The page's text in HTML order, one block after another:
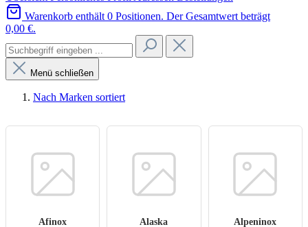
Warenkorb enthält 0 Positionen. Der Gesamtwert beträgt
0,00 €.
Menü schließen
Nach Marken sortiert
Afinox Alaska Alpeninox